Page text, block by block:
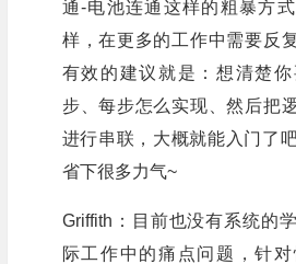
通-电池连通这样的粗暴方
样，在更多的工作中需要反
有效的建议就是：想清楚
步、每步怎么实现、然后把
进行串联，大概就能入门了
省下很多力气~
Griffith：目前也没有系统的
际工作中的痛点问题，针